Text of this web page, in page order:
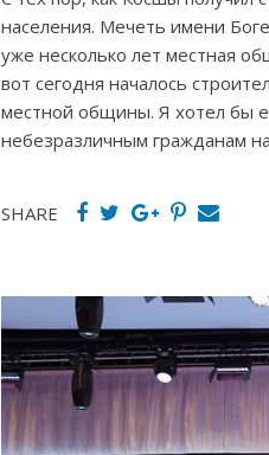
населения. Мечеть имени
уже несколько лет местная
вот сегодня началось
местной общины. Я хотел бы
небезразличным гражданам
SHARE